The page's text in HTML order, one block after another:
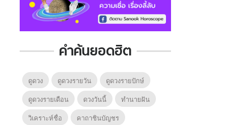
คำค้นยอดฮิต
ดูดวง ดูดวงรายวัน
ดูดวงรายปักษ์
ดูดวงรายเดือน
ดวงวันนี้
ทํานายฝัน
วิเคราะห์ชื่อ
คาถาชินบัญชร